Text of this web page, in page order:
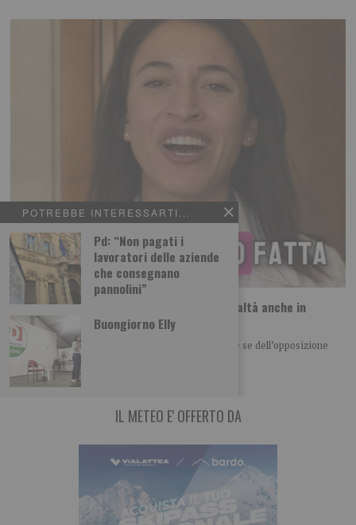
POTREBBE INTERESSARTI...
Pd: “Non pagati i
lavoratori delle aziende
che consegnano
pannolini”
Buongiorno Elly
Nallo: “Lo screening neonatale esteso è realtà anche in
Piemonte”
E’ un grande traguardo, frutto del lavoro che anche se dell’opposizione
siamo riusciti a portare avanti
IL METEO E' OFFERTO DA